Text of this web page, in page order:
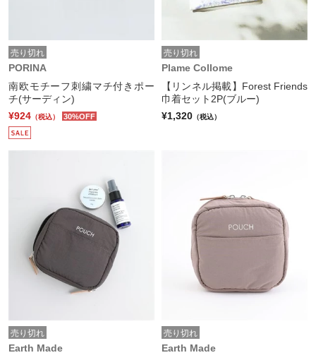
売り切れ
PORINA
南欧モチーフ刺繍マチ付きポー
チ(サーディン)
¥924 （税込） 30%OFF
売り切れ
Plame Collome
【リンネル掲載】Forest Friends
巾着セット2P(ブルー)
¥1,320 （税込）
売り切れ
Earth Made
売り切れ
Earth Made